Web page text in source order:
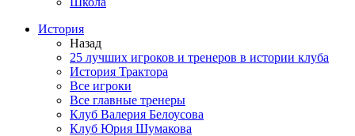
История
Назад
25 лучших игроков и тренеров в истории клуба
История Трактора
Все игроки
Все главные тренеры
Клуб Валерия Белоусова
Клуб Юрия Шумакова